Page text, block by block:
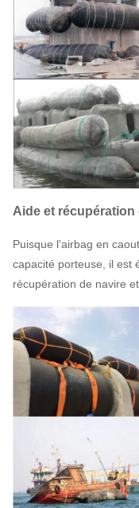
Aide et
Puisque l'airbag en
capacité porteuse, il est
récupération de navire